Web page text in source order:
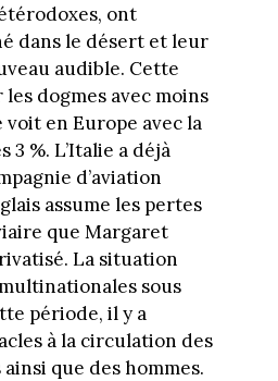
ont
dans le désert et leur
audible. Cette
dogmes avec moins
voit en Europe avec la
3 %. L’Italie a déjà
d’aviation
assume les pertes
que Margaret
La situation
sous
période, il y a
à la circulation des
que des hommes.